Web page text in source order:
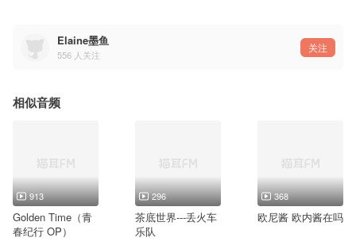
Elaine墨鱼
556 人关注
关注
相似音频
913
Golden Time（青
春纪行 OP）
296
茶底世界---丢火车
乐队
368
欧尼酱 欧内酱在吗